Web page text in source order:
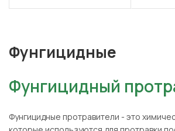
Фунгицидные
Фунгицидный
Фунгицидные протравители - это